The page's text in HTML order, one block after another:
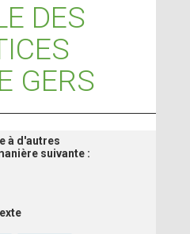
DES
GERS
à d'autres
suivante :